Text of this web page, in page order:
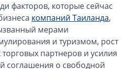
LP факторов, которые сейчас
компаний Таиланда,
мерами
и туризмом, рост
партнеров и усилия
соглашения о свободной